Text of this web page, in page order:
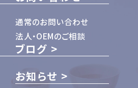
通常のお問い合わせ
法人・OEMのご相談
ブログ
お知らせ